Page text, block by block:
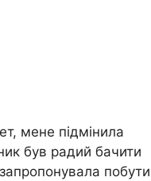
мене підмінила
був радий бачити
побути